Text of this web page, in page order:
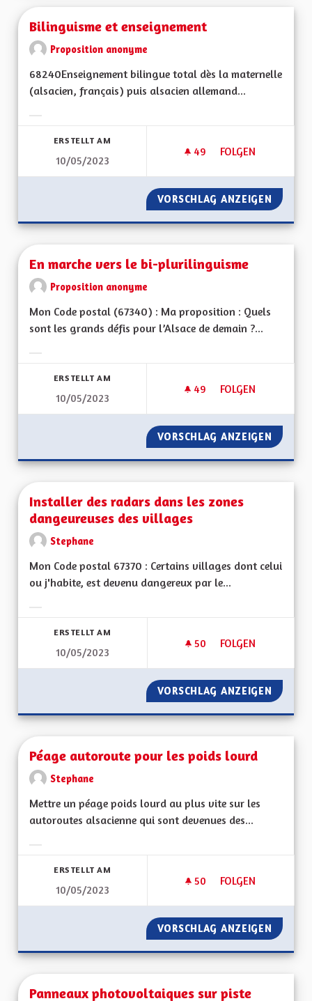
Bilinguisme et enseignement
Proposition anonyme
68240Enseignement bilingue total dès la maternelle
(alsacien, français) puis alsacien allemand...
ERSTELLT AM
10/05/2023
49 49 FOLLOWER
FOLGEN
BILINGUISME ET
VORSCHLAG ANZEIGEN
En marche vers le bi-plurilinguisme
Proposition anonyme
Mon Code postal (67340) : Ma proposition : Quels
sont les grands défis pour l’Alsace de demain ?...
ERSTELLT AM
10/05/2023
49 49 FOLLOWER
FOLGEN
EN MARCHE VERS
VORSCHLAG ANZEIGEN EN
Installer des radars dans les zones
dangeureuses des villages
Stephane
Mon Code postal 67370 : Certains villages dont celui
ou j'habite, est devenu dangereux par le...
ERSTELLT AM
10/05/2023
50 50 FOLLOWER
FOLGEN
INSTALLER DES
VORSCHLAG ANZEIGEN
Péage autoroute pour les poids lourd
Stephane
Mettre un péage poids lourd au plus vite sur les
autoroutes alsacienne qui sont devenues des...
ERSTELLT AM
10/05/2023
50 50 FOLLOWER
FOLGEN
PÉAGE
VORSCHLAG ANZEIGEN
Panneaux photovoltaiques sur piste